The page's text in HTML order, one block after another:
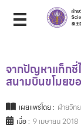
จากปัญหาแท็กซี่
สนามบินขโมยข
เผยแพร่โดย : ฝ่ายวิท
เมื่อ : 9 เมษายน 2018